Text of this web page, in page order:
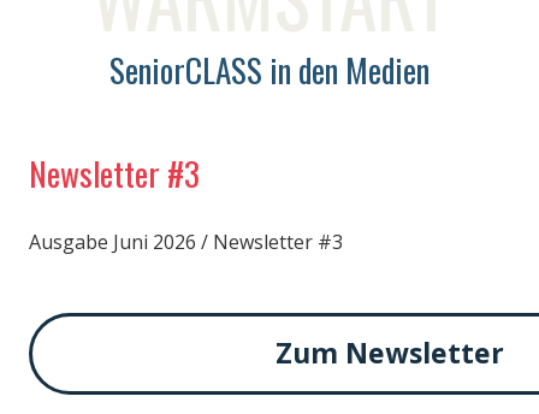
SeniorCLASS in den Medien
Newsletter #3
Ausgabe Juni 2026 / Newsletter #3
Zum Newsletter